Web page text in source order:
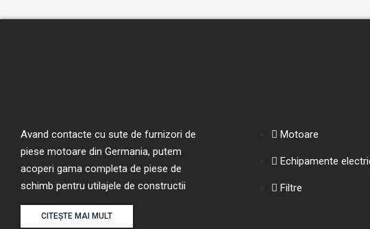
Avand contacte cu sute de furnizori de
piese motoare din Germania, putem
acoperi gama completa de piese de
schimb pentru utilajele de constructii
CITEȘTE MAI MULT
Motoare
Echipamente
Filtre